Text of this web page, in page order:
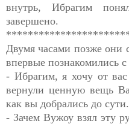
внутрь, Ибрагим
завершено.
Двумя часами позже они
впервые познакомились
- Ибрагим, я хочу от
вернули ценную вещь
как вы добрались до сути.
- Зачем Вужоу взял эту